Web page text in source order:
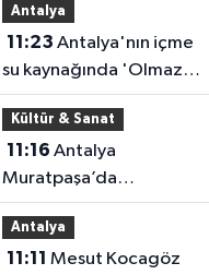
Antalya
11:23
su kaynağında 'Olmaz
bu kadar 'dedirten
görüntüler
Kültür & Sanat
11:16
Muratpaşa’da
Aytmatov’un mirası
büyüyor
Antalya
11:11